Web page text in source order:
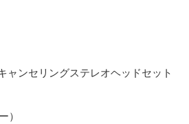
ンセリングステレオヘッドセット
）